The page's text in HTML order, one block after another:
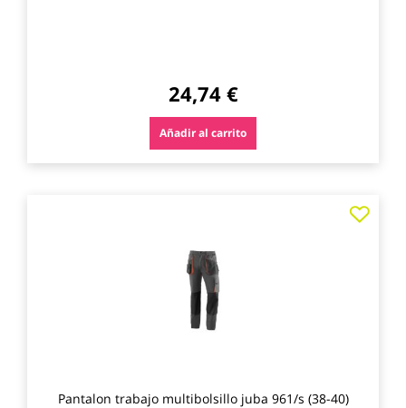
24,74 €
Añadir al carrito
Pantalon trabajo multibolsillo juba 961/s (38-40)